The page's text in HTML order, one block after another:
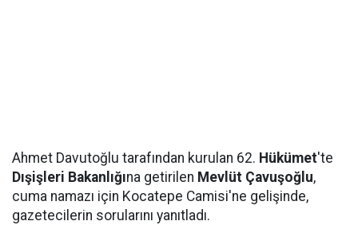
Ahmet Davutoğlu tarafından kurulan 62. Hükümet'te
Dışişleri Bakanlığına getirilen Mevlüt Çavuşoğlu,
cuma namazı için Kocatepe Camisi'ne gelişinde,
gazetecilerin sorularını yanıtladı.